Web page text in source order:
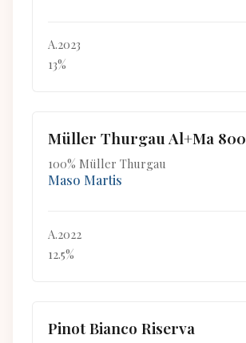
A.2023
13%
Müller Thurgau Al+Ma 800
100% Müller Thurgau
Maso Martis
A.2022
12.5%
Pinot Bianco Riserva